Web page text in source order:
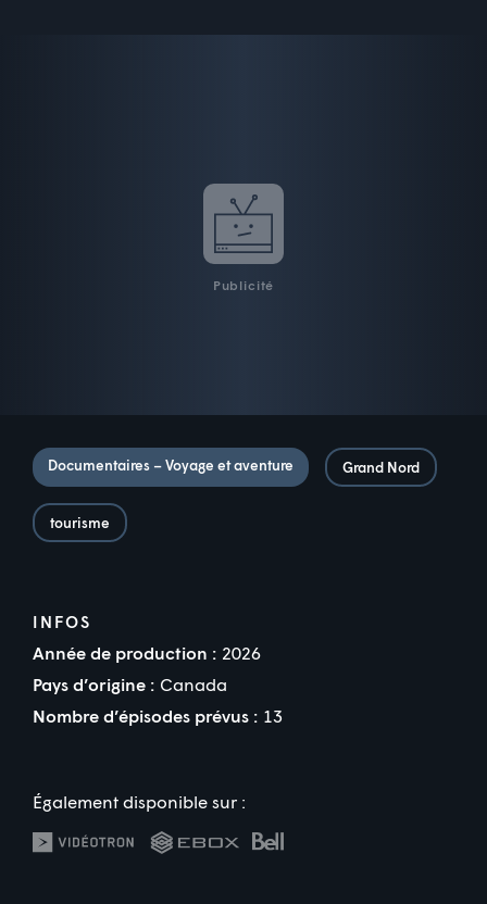
Publicité
Documentaires – Voyage et aventure Grand Nord
tourisme
INFOS
Année de production : 2026
Pays d’origine : Canada
Nombre d’épisodes prévus : 13
Également disponible sur :